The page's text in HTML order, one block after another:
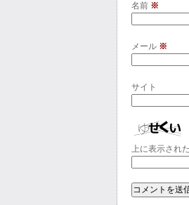
名前 ※
メール ※
サイト
上に表示され